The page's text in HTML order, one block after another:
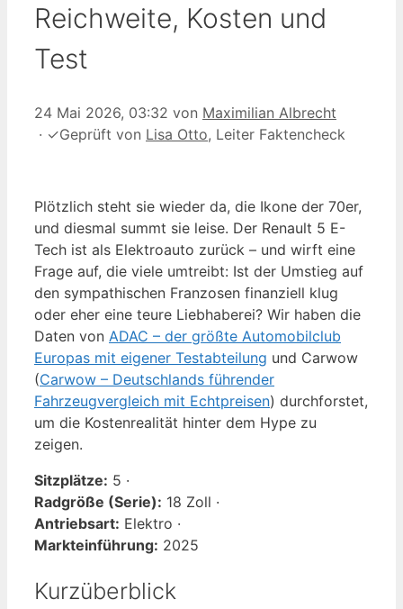
Reichweite, Kosten und
Test
24 Mai 2026, 03:32 von Maximilian Albrecht
· ✓Geprüft von Lisa Otto, Leiter Faktencheck
Plötzlich steht sie wieder da, die Ikone der 70er,
und diesmal summt sie leise. Der Renault 5 E-
Tech ist als Elektroauto zurück – und wirft eine
Frage auf, die viele umtreibt: Ist der Umstieg auf
den sympathischen Franzosen finanziell klug
oder eher eine teure Liebhaberei? Wir haben die
Daten von ADAC – der größte Automobilclub
Europas mit eigener Testabteilung und Carwow
(Carwow – Deutschlands führender
Fahrzeugvergleich mit Echtpreisen) durchforstet,
um die Kostenrealität hinter dem Hype zu
zeigen.
Sitzplätze: 5 ·
Radgröße (Serie): 18 Zoll ·
Antriebsart: Elektro ·
Markteinführung: 2025
Kurzüberblick